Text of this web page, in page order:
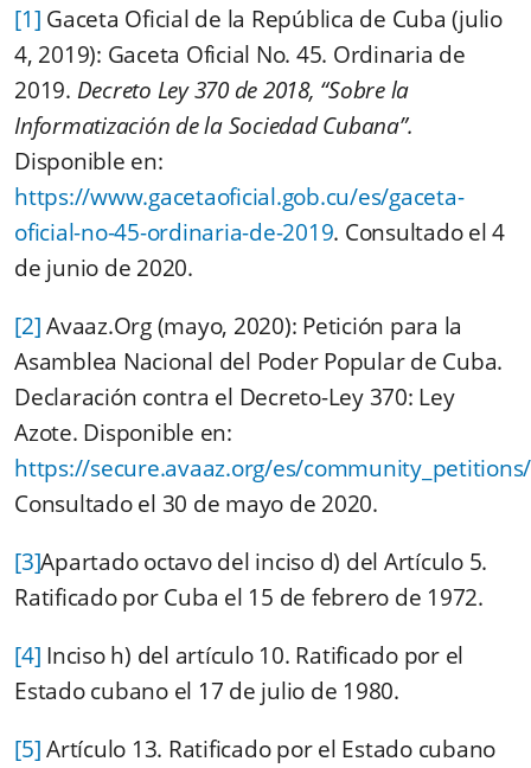
[1] Gaceta Oficial de la República de Cuba (julio
4, 2019): Gaceta Oficial No. 45. Ordinaria de
2019. Decreto Ley 370 de 2018, “Sobre la
Informatización de la Sociedad Cubana”.
Disponible en:
https://www.gacetaoficial.gob.cu/es/gaceta-
oficial-no-45-ordinaria-de-2019. Consultado el 4
de junio de 2020.
[2]Avaaz.Org (mayo, 2020): Petición para la
Asamblea Nacional del Poder Popular de Cuba.
Declaración contra el Decreto-Ley 370: Ley
Azote. Disponible en:
https://secure.avaaz.org/es/
Consultado el 30 de mayo de 2020.
[3]Apartado octavo del inciso d) del Artículo 5.
Ratificado por Cuba el 15 de febrero de 1972.
[4] Inciso h) del artículo 10. Ratificado por el
Estado cubano el 17 de julio de 1980.
[5]Artículo 13. Ratificado por el Estado cubano